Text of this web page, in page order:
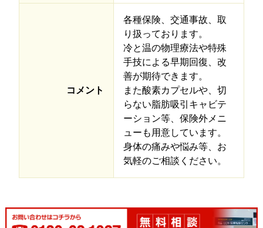
コメント
各種保険、交通事故、取
り扱っております。
冷と温の物理療法や特殊
手技による早期回復、改
善が期待できます。
また酸素カプセルや、切
らない脂肪吸引キャビテ
ーション等、保険外メニ
ューも用意しています。
身体の痛みや悩み等、お
気軽のご相談ください。